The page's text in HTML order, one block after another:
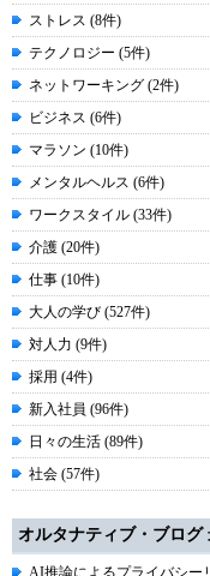
ストレス (8件)
テクノロジー (5件)
ネットワーキング (2件)
ビジネス (6件)
マラソン (10件)
メンタルヘルス (6件)
ワークスタイル (33件)
介護 (20件)
仕事 (10件)
大人の学び (527件)
対人力 (9件)
採用 (4件)
新入社員 (96件)
日々の生活 (89件)
社会 (57件)
オルタナティブ・ブログ